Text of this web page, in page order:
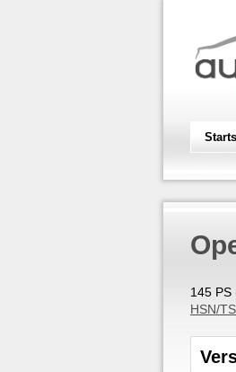
145 PS
HSN/